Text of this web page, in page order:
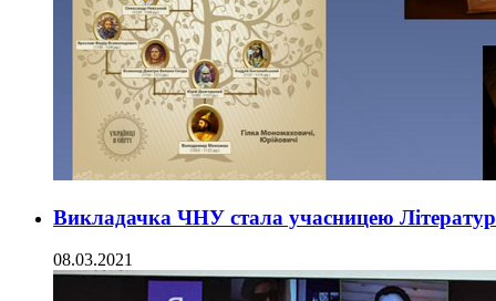
Викладачка ЧНУ стала учасницею
08.03.2021